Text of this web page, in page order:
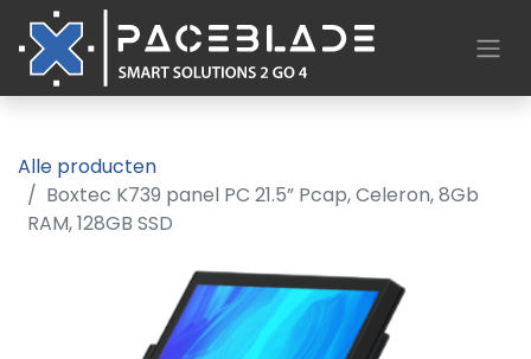
Alle producten
Boxtec K739 panel PC 21.5” Pcap, Celeron, 8Gb
RAM, 128GB SSD